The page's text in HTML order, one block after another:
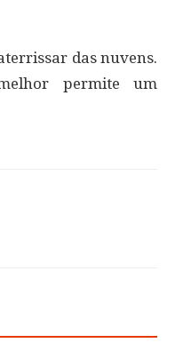
das nuvens.
permite um